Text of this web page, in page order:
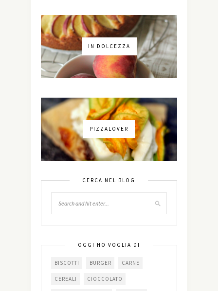
IN DOLCEZZA
PIZZALOVER
CERCA NEL BLOG
OGGI HO VOGLIA DI
BISCOTTI BURGER CARNE
CEREALI CIOCCOLATO